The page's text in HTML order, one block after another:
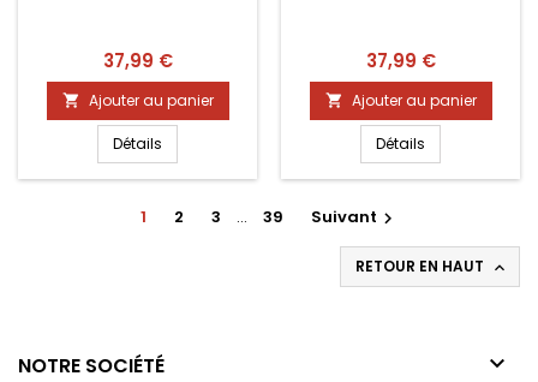
Prix
37,99 €
 Ajouter au panier
Détails
Prix
37,99 €
 Ajouter au panier
Détails
1 2 3 … 39 Suivant 
RETOUR EN HAUT 
NOTRE SOCIÉTÉ 